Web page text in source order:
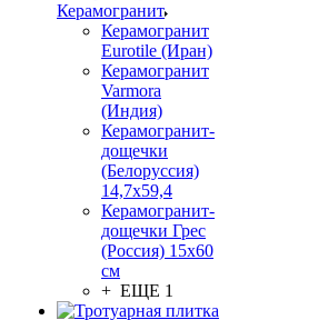
Керамогранит
Керамогранит
Eurotile (Иран)
Керамогранит
Varmora
(Индия)
Керамогранит-
дощечки
(Белоруссия)
14,7x59,4
Керамогранит-
дощечки Грес
(Россия) 15х60
см
+ ЕЩЕ 1